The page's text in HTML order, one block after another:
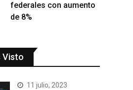
federales con aumento
de 8%
Visto
11 julio, 2023